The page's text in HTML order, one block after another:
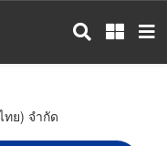
ทย) จำกัด